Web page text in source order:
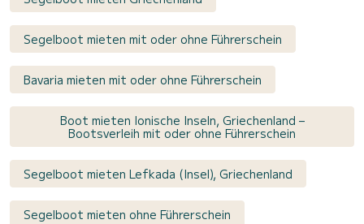
Segelboot mieten mit oder ohne Führerschein
Bavaria mieten mit oder ohne Führerschein
Boot mieten Ionische Inseln, Griechenland –
Bootsverleih mit oder ohne Führerschein
Segelboot mieten Lefkada (Insel), Griechenland
Segelboot mieten ohne Führerschein